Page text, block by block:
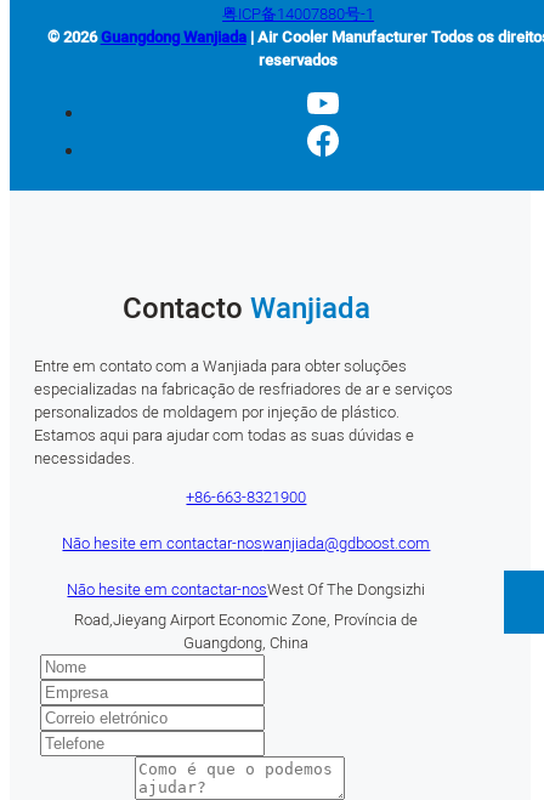
粤ICP备14007880号-1
© 2026Guangdong Wanjiada| Air Cooler Manufacturer Todos os
reservados
Contacto Wanjiada
Entre em contato com a Wanjiada para obter soluções
especializadas na fabricação de resfriadores de ar e serviços
personalizados de moldagem por injeção de plástico.
Estamos aqui para ajudar com todas as suas dúvidas e
necessidades.
+86-663-8321900
Não hesite em contactar-noswanjiada@gdboost.com
Não hesite em contactar-nosWest Of The Dongsizhi
Road,Jieyang Airport Economic Zone, Província de
Guangdong, China